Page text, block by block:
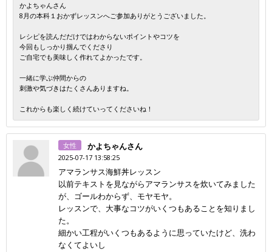
かよちゃんさん
8月の本科１おかずレッスンへご参加ありがとうございました。
レシピを読んだだけではわからないポイントやコツを
今回もしっかり掴んでくださり
ご自宅でも美味しく作れてよかったです。
一緒に学ぶ仲間からの
刺激や気づきはたくさんありますね。
これからも楽しく続けていってくださいね！
女性 かよちゃんさん
2025-07-17 13:58:25
アマランサス海鮮丼レッスン
以前テキストを見ながらアマランサスを炊いてみました
が、ゴールわからず、モヤモヤ。
レッスンで、大事なコツがいくつもあることを知りまし
た。
細かい工程がいくつもあるように思っていたけど、洗わ
なくてよいし